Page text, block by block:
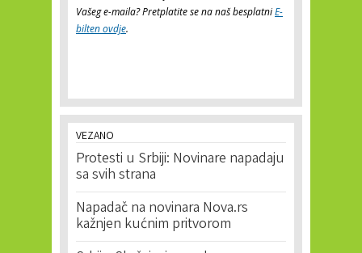
Vašeg e-maila? Pretplatite se na naš besplatniE-
bilten ovdje.
VEZANO
Protesti u Srbiji: Novinare napadaju
sa svih strana
Napadač na novinara Nova.rs
kažnjen kućnim pritvorom